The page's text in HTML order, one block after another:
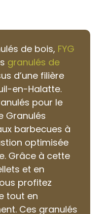
de bois, FYG
granulés de
d’une filière
en-Halatte.
pour le
Granulés
barbecues à
optimisée
Grâce à cette
et en
profitez
tout en
Ces granulés